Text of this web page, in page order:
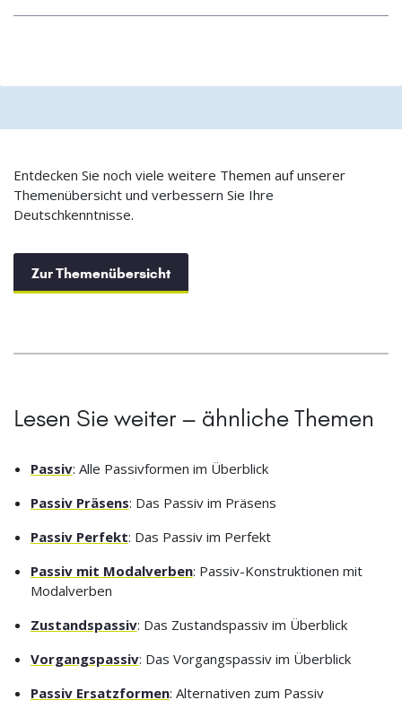
Entdecken Sie noch viele weitere Themen auf unserer
Themenübersicht und verbessern Sie Ihre
Deutschkenntnisse.
Zur Themenübersicht
Lesen Sie weiter – ähnliche Themen
Passiv: Alle Passivformen im Überblick
Passiv Präsens: Das Passiv im Präsens
Passiv Perfekt: Das Passiv im Perfekt
Passiv mit Modalverben: Passiv-Konstruktionen mit
Modalverben
Zustandspassiv: Das Zustandspassiv im Überblick
Vorgangspassiv: Das Vorgangspassiv im Überblick
Passiv Ersatzformen: Alternativen zum Passiv